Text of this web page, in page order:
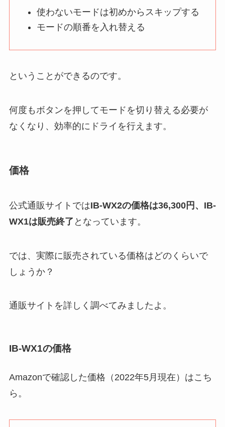
使わないモードは初めからスキップする
モードの順番を入れ替える
ということができるのです。
何度もボタンを押してモードを切り替える必要が
なくなり、効率的にドライを行えます。
価格
公式通販サイトではIB-WX2の価格は36,300円、IB-
WX1は販売終了 となっています。
では、実際に販売されている価格はどのくらいで
しょうか？
通販サイトを詳しく調べてみましたよ。
IB-WX1の価格
Amazonで確認した価格（2022年5月現在）はこち
ら。